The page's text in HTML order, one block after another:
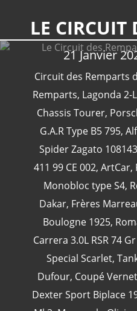
21 Janvier
Circuit des Remparts
Remparts, Lagonda 2-
Chassis Tourer,
G.A.R Type B5 795,
Spider Zagato
411 99 CE 002, ArtCar,
Monobloc type S4,
Dakar, Frères
Boulogne 1925,
Carrera 3.0L RSR 74
Special Scarlet,
Dufour, Coupé
Dexter Sport Biplace
24
24